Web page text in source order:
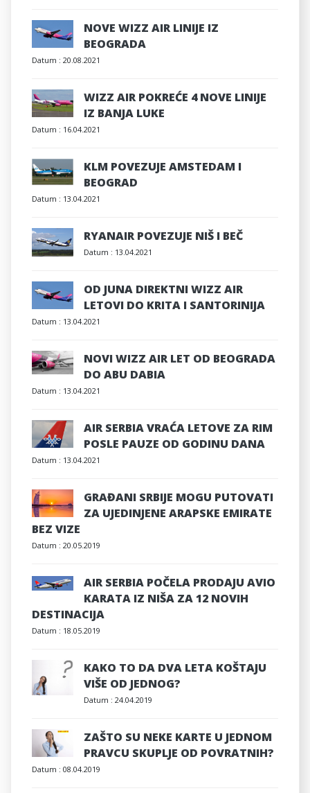
NOVE WIZZ AIR LINIJE IZ
BEOGRADA
Datum : 20.08.2021
WIZZ AIR POKREĆE 4 NOVE LINIJE
IZ BANJA LUKE
Datum : 16.04.2021
KLM POVEZUJE AMSTEDAM I
BEOGRAD
Datum : 13.04.2021
RYANAIR POVEZUJE NIŠ I BEČ
Datum : 13.04.2021
OD JUNA DIREKTNI WIZZ AIR
LETOVI DO KRITA I SANTORINIJA
Datum : 13.04.2021
NOVI WIZZ AIR LET OD BEOGRADA
DO ABU DABIA
Datum : 13.04.2021
AIR SERBIA VRAĆA LETOVE ZA RIM
POSLE PAUZE OD GODINU DANA
Datum : 13.04.2021
GRAĐANI SRBIJE MOGU PUTOVATI
ZA UJEDINJENE ARAPSKE EMIRATE
BEZ VIZE
Datum : 20.05.2019
AIR SERBIA POČELA PRODAJU AVIO
KARATA IZ NIŠA ZA 12 NOVIH
DESTINACIJA
Datum : 18.05.2019
KAKO TO DA DVA LETA KOŠTAJU
VIŠE OD JEDNOG?
Datum : 24.04.2019
ZAŠTO SU NEKE KARTE U JEDNOM
PRAVCU SKUPLJE OD POVRATNIH?
Datum : 08.04.2019